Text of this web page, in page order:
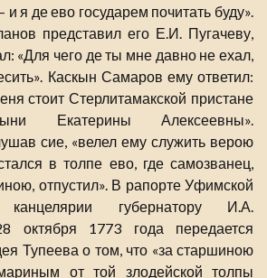
я де ево государем почитать буду».
представил его Е.И. Пугачеву,
«Для чего де ты мне давно не ехал,
Каскын Самаров ему ответил:
стоит Стерлитамакской пристане
Екатерины Алексеевны».
сие, «велел ему служить верою
в толпе ево, где самозванец,
отпустил». В рапорте Уфимской
канцелярии губернатору И.А.
октября 1773 года передается
Тупеева о том, что «за старшиною
от той злодейской толпы